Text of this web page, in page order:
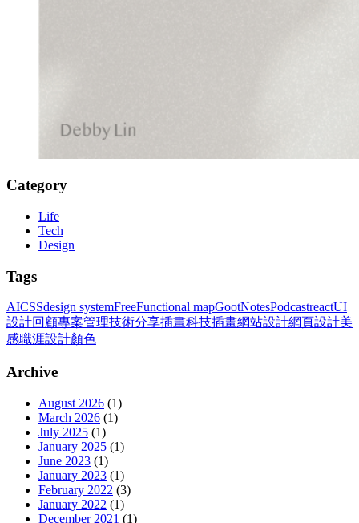
Category
Life
Tech
Design
Tags
AICSSdesign systemFreeFunctional mapGootNotesPodcastreactUI
設計回顧專案管理技術分享插畫科技插畫網站設計網頁設計美
感職涯設計顏色
Archive
August 2026 (1)
March 2026 (1)
July 2025 (1)
January 2025 (1)
June 2023 (1)
January 2023 (1)
February 2022 (3)
January 2022 (1)
December 2021 (1)